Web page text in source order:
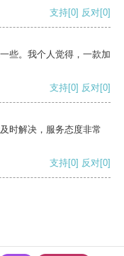
支持[0] 反对[0]
些。我个人觉得，一款加
支持[0] 反对[0]
时解决，服务态度非常
支持[0] 反对[0]